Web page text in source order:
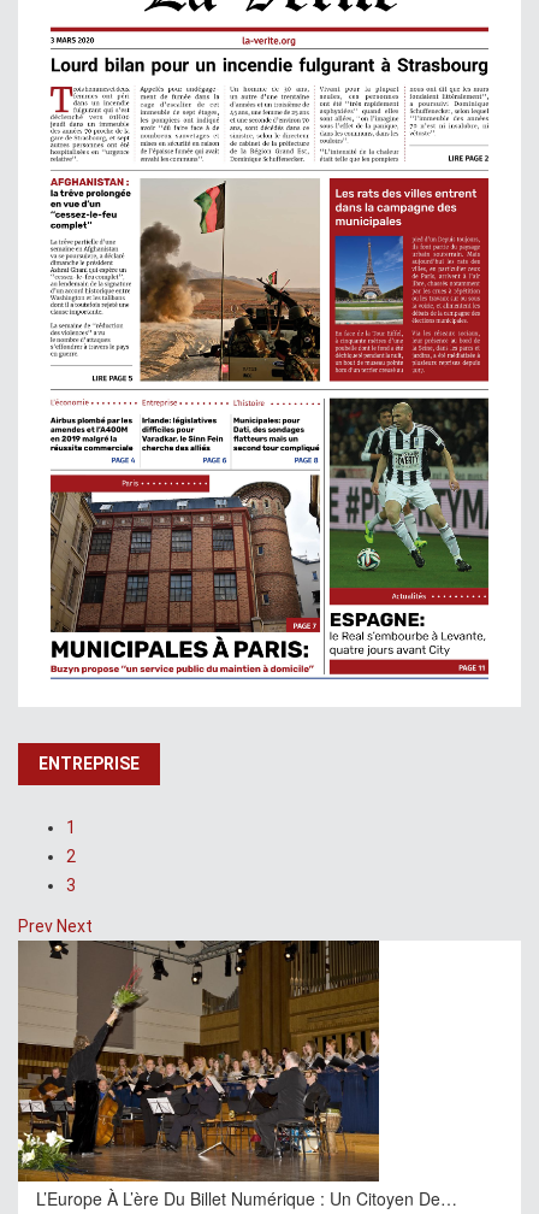
ENTREPRISE
1
2
3
Prev Next
L’Europe À L’ère Du Billet Numérique : Un Citoyen De…